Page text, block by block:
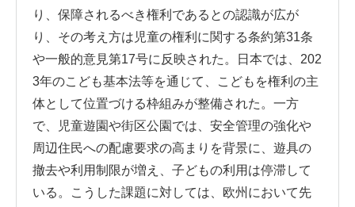
り、保障されるべき権利であるとの認識が広が
り、その考え方は児童の権利に関する条約第31条
や一般的意見第17号に反映された。日本では、202
3年のこども基本法等を通じて、こどもを権利の主
体として位置づける枠組みが整備された。一方
で、児童遊園や街区公園では、安全管理の強化や
周辺住民への配慮要求の高まりを背景に、遊具の
撤去や利用制限が増え、子どもの利用は停滞して
いる。こうした課題に対しては、欧州において先